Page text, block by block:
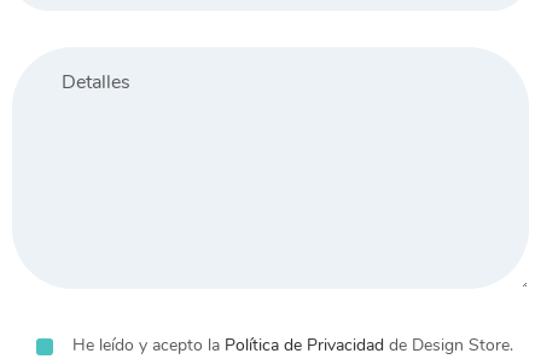
He leído y acepto la Política de Privacidad de Design Store.